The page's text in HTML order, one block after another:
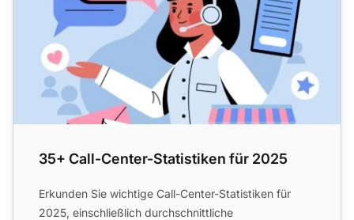
35+ Call-Center-Statistiken für 2025
Erkunden Sie wichtige Call-Center-Statistiken für
2025, einschließlich durchschnittliche